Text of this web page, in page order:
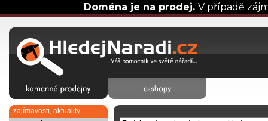
Doména je na prodej. V případě
zajímavosti, aktuality...